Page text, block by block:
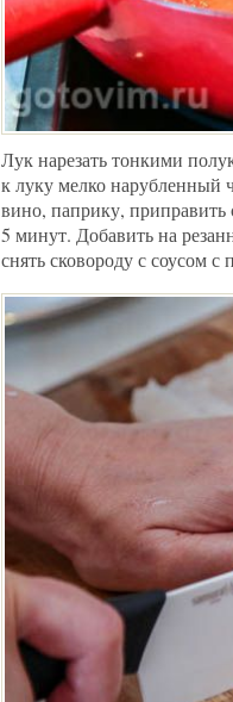
Лук нарезать тонкими
к луку мелко нарубленный
вино, паприку,
5 минут. Добавить на
снять сковороду с соусом с